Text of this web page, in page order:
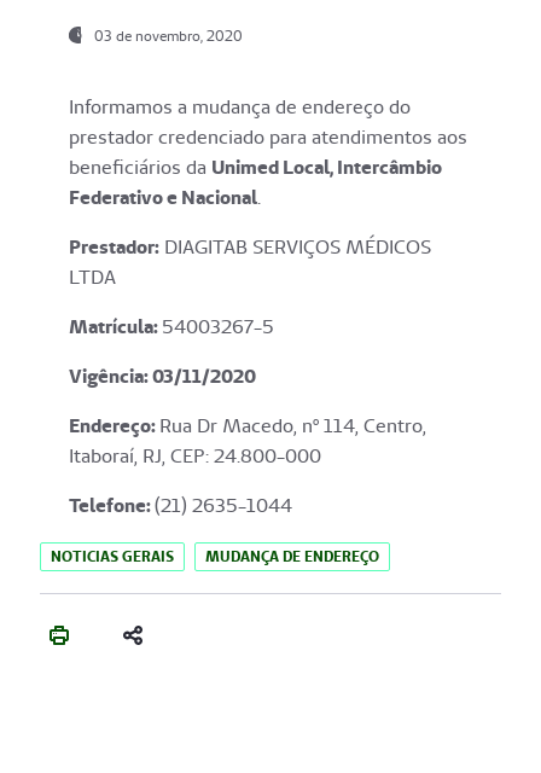
03 de novembro, 2020
Informamos a mudança de endereço do
prestador credenciado para atendimentos aos
beneficiários da Unimed Local, Intercâmbio
Federativo e Nacional.
Prestador: DIAGITAB SERVIÇOS MÉDICOS
LTDA
Matrícula:54003267-5
Vigência: 03/11/2020
Endereço:Rua Dr Macedo, nº 114, Centro,
Itaboraí, RJ, CEP: 24.800-000
Telefone:(21) 2635-1044
NOTICIAS GERAIS MUDANÇA DE ENDEREÇO